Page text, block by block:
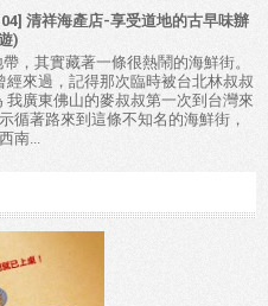
清祥海產店-享受道地的古早味辦
)
，其實藏著一條很熱鬧的海鮮街。
經來過，記得那次臨時被台北林叔叔
我廣東佛山的麥叔叔第一次到台灣來
循著路來到這條不知名的海鮮街，
南...